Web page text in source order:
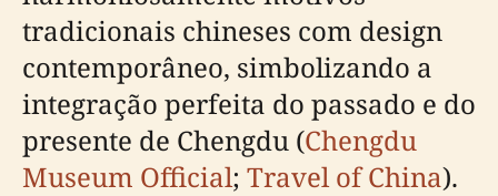
tradicionais chineses com design
contemporâneo, simbolizando a
integração perfeita do passado e do
presente de Chengdu (Chengdu
Museum Official; Travel of China).